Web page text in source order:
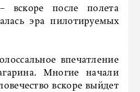
вскоре после полета
эра пилотируемых
впечатление
Многие начали
вскоре выйдет